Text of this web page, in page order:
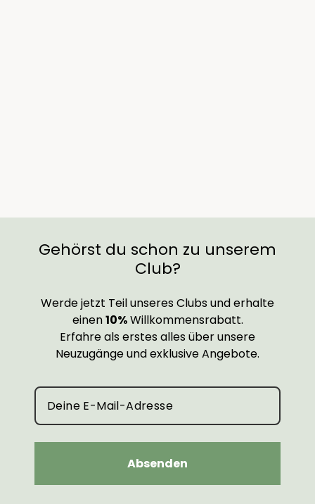
Gehörst du schon zu unserem
Club?
Werde jetzt Teil unseres Clubs und erhalte
einen10%Willkommensrabatt.
Erfahre als erstes alles über unsere
Neuzugänge und exklusive Angebote.
Absenden